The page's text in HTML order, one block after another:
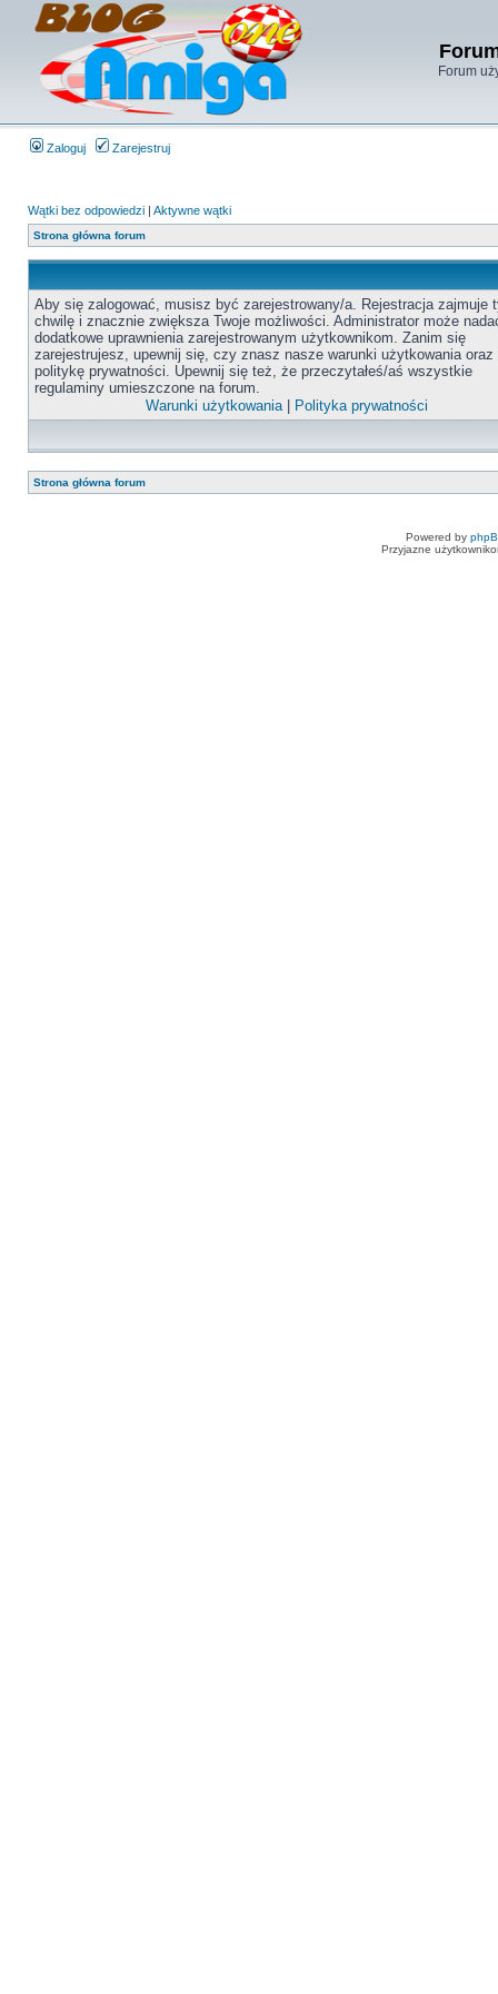
Forum
Zaloguj Zarejestruj
Wątki bez odpowiedzi | Aktywne wątki
Strona główna forum
Aby się zalogować, musisz być zarejestrowany/a. Rejestracja zajmuje
chwilę i znacznie zwiększa Twoje możliwości. Administrator może
dodatkowe uprawnienia zarejestrowanym użytkownikom. Zanim się
zarejestrujesz, upewnij się, czy znasz nasze warunki użytkowania oraz
politykę prywatności. Upewnij się też, że przeczytałeś/aś wszystkie
regulaminy umieszczone na forum.
Warunki użytkowania| Polityka prywatności
Strona główna forum
Powered by
Przyjazne